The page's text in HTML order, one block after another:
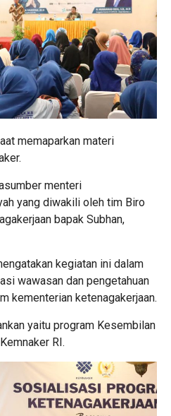
memaparkan materi
menteri
yang diwakili oleh tim Biro
bapak Subhan,
kegiatan ini dalam
wawasan dan pengetahuan
kementerian ketenagakerjaan.
yaitu program Kesembilan
RI.